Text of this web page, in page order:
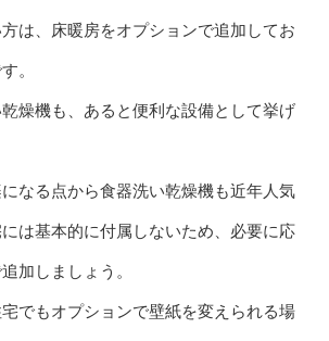
は、床暖房をオプションで追加してお
。
燥機も、あると便利な設備として挙げ
なる点から食器洗い乾燥機も近年人気
は基本的に付属しないため、必要に応
加しましょう。
でもオプションで壁紙を変えられる場